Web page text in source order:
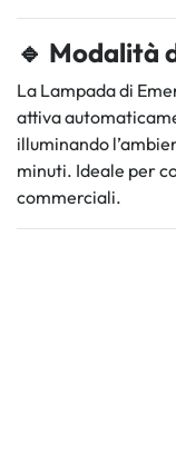
🔹 Modalità
La Lampada di
attiva
illuminando
minuti. Ideale per
commerciali.